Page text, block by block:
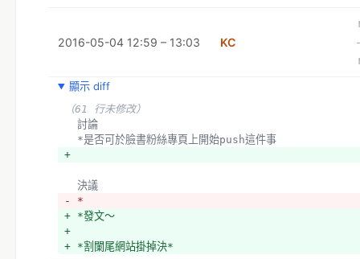
2016-05-04 12:59 – 13:03 KC
顯示 diff
（61 行未修改）
  討論
  *是否可於臉書粉絲專頁上開始push這件事
+
  決議
- *
+ *發文～
+
+ *割闌尾網站掛掉決*